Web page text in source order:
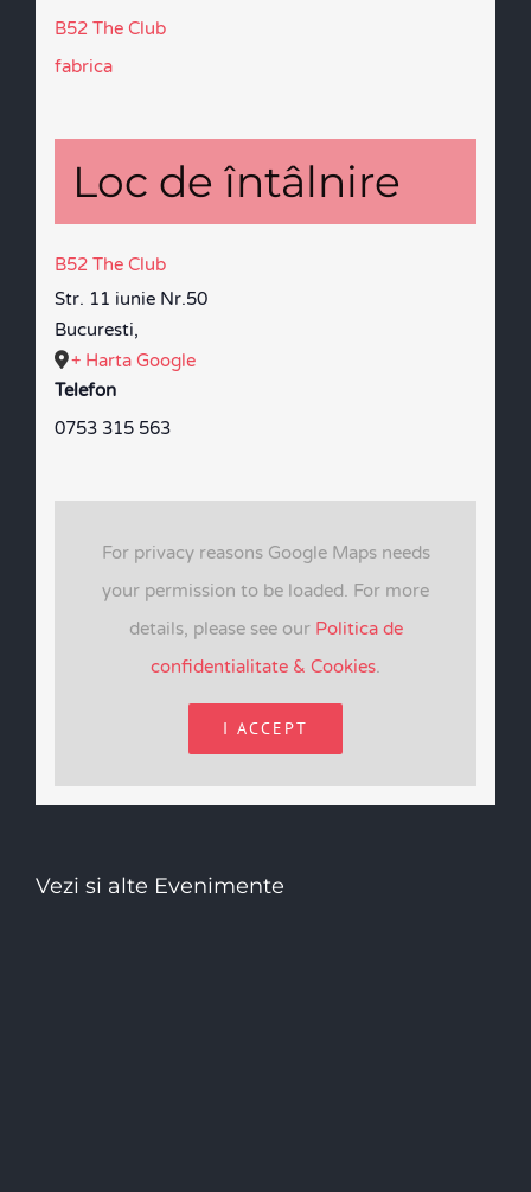
B52 The Club
fabrica
Loc de întâlnire
B52 The Club
Str. 11 iunie Nr.50
Bucuresti,
+ Harta Google
Telefon
0753 315 563
For privacy reasons Google Maps needs
your permission to be loaded. For more
details, please see our Politica de
confidentialitate & Cookies.
I ACCEPT
Vezi si alte Evenimente